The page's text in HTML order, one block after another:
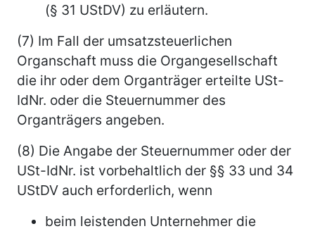
(§ 31 UStDV) zu erläutern.
(7) Im Fall der umsatzsteuerlichen
Organschaft muss die Organgesellschaft
die ihr oder dem Organträger erteilte USt-
IdNr. oder die Steuernummer des
Organträgers angeben.
(8) Die Angabe der Steuernummer oder der
USt-IdNr. ist vorbehaltlich der §§ 33 und 34
UStDV auch erforderlich, wenn
beim leistenden Unternehmer die